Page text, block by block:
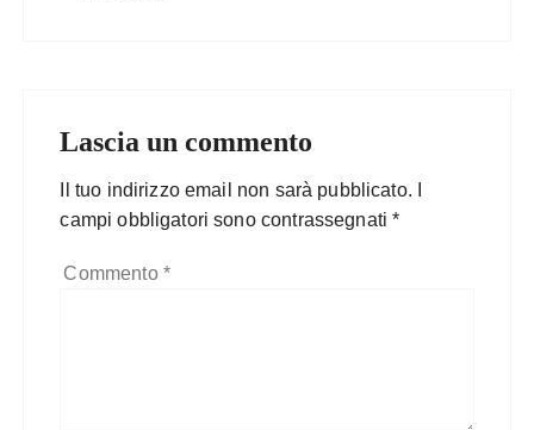
Lascia un commento
Il tuo indirizzo email non sarà pubblicato.
campi obbligatori sono contrassegnati*
Commento *